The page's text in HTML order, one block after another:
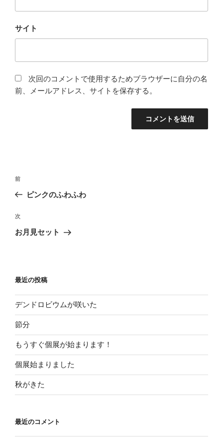
サイト
次回のコメントで使用するためブラウザーに自分の名
前、メールアドレス、サイトを保存する。
投
ビ
ゲ
ン
過
去
投
稿
前
ピンクのふわふわ
次
の
次
お月見セット
最近の投稿
デンドロビウムが咲いた
節分
もうすぐ個展が始まります！
個展始まりました
秋がきた
最近のコメント